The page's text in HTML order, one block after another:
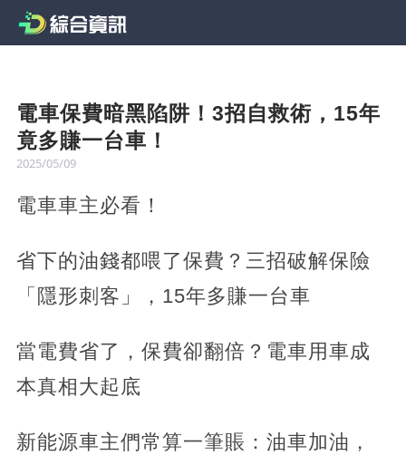
電車保費暗黑陷阱！3招自救術，15年
竟多賺一台車！
2025/05/09
電車車主必看！
省下的油錢都喂了保費？三招破解保險
「隱形刺客」，15年多賺一台車
當電費省了，保費卻翻倍？電車用車成
本真相大起底
新能源車主們常算一筆賬：油車加油，